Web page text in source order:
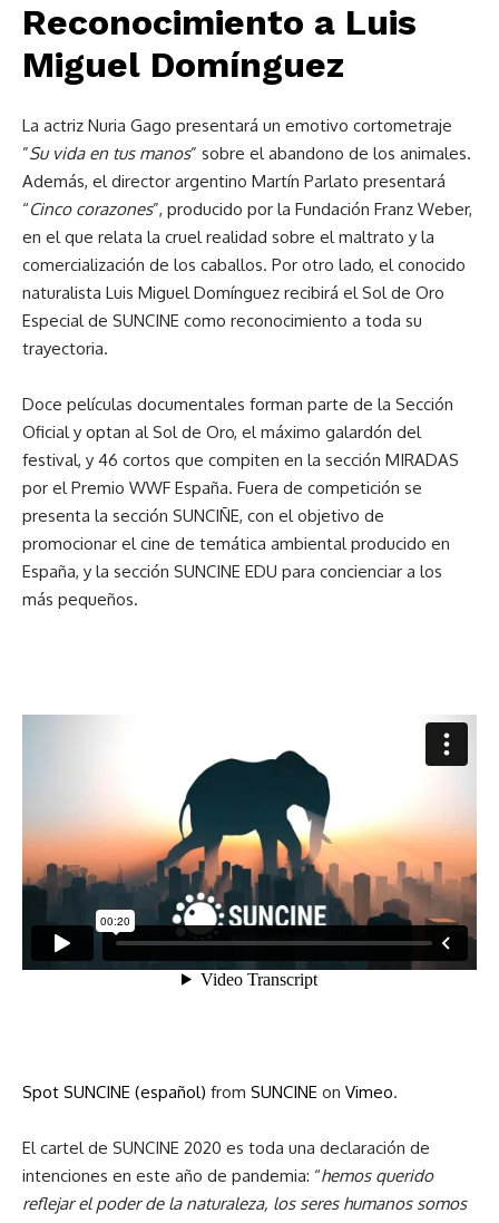
Reconocimiento a Luis
Miguel Domínguez
La actriz Nuria Gago presentará un emotivo cortometraje
”Su vida en tus manos” sobre el abandono de los animales.
Además, el director argentino Martín Parlato presentará
“Cinco corazones”, producido por la Fundación Franz Weber,
en el que relata la cruel realidad sobre el maltrato y la
comercialización de los caballos. Por otro lado, el conocido
naturalista Luis Miguel Domínguez recibirá el Sol de Oro
Especial de SUNCINE como reconocimiento a toda su
trayectoria.
Doce películas documentales forman parte de la Sección
Oficial y optan al Sol de Oro, el máximo galardón del
festival, y 46 cortos que compiten en la sección MIRADAS
por el Premio WWF España. Fuera de competición se
presenta la sección SUNCIÑE, con el objetivo de
promocionar el cine de temática ambiental producido en
España, y la sección SUNCINE EDU para concienciar a los
más pequeños.
Spot SUNCINE (español) from SUNCINE on Vimeo.
El cartel de SUNCINE 2020 es toda una declaración de
intenciones en este año de pandemia: “hemos querido
reflejar el poder de la naturaleza, los seres humanos somos